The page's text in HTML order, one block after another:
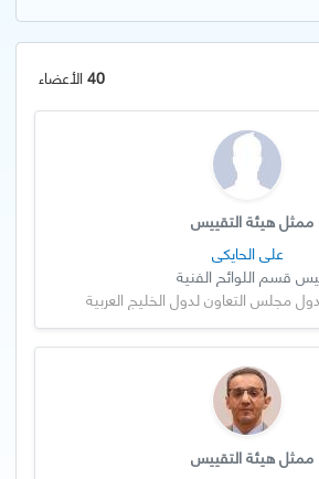
40الأعضاء
ممثل هيئة التقييس
علي الحايكي
قسم اللوائح الفنية
مجلس التعاون لدول الخليج العربية
ممثل هيئة التقييس